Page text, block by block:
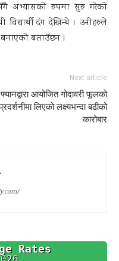
अभ्यासको रुपमा सुरु गरेको
दंग देखिन्थे । उनीहरुले
बताउँछन ।
Next article
फ्यानद्वारा आयोजित गोदावरी फूलको
लिएको लक्ष्यभन्दा बढीको
कारोबार